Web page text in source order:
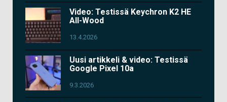
Video: Testissä Keychron K2 HE
All-Wood
13.4.2026
Uusi artikkeli & video: Testissä
Google Pixel 10a
9.3.2026